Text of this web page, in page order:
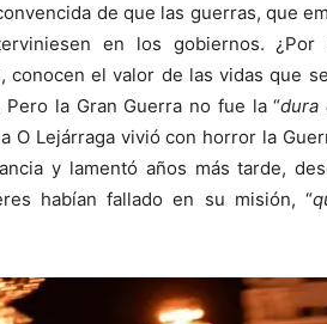
de que las guerras, que
en los gobiernos.
conocen el valor de las vidas que
la Gran Guerra no fue la “dura
O Lejárraga vivió con horror la
y lamentó años más tarde,
habían fallado en su misión, “